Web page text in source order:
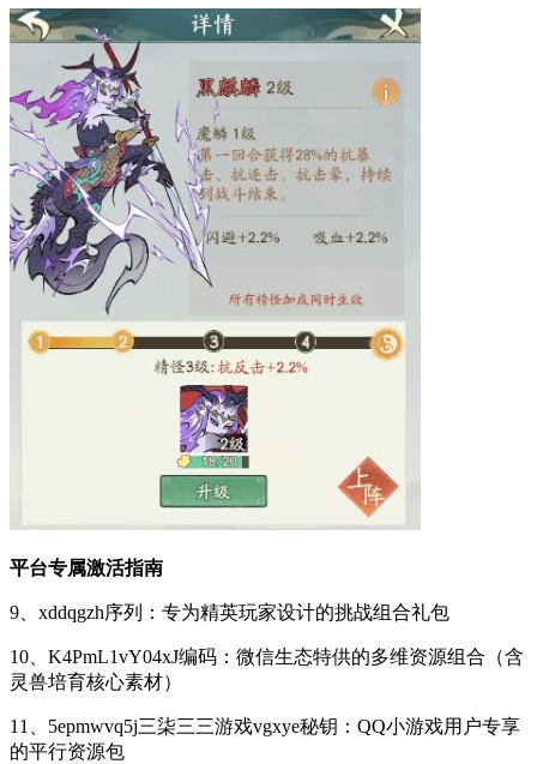
平台专属激活指南
9、xddqgzh序列：专为精英玩家设计的挑战组合礼包
10、K4PmL1vY04xJ编码：微信生态特供的多维资源组合（含
灵兽培育核心素材）
11、5epmwvq5j三柒三三游戏vgxye秘钥：QQ小游戏用户专享
的平行资源包